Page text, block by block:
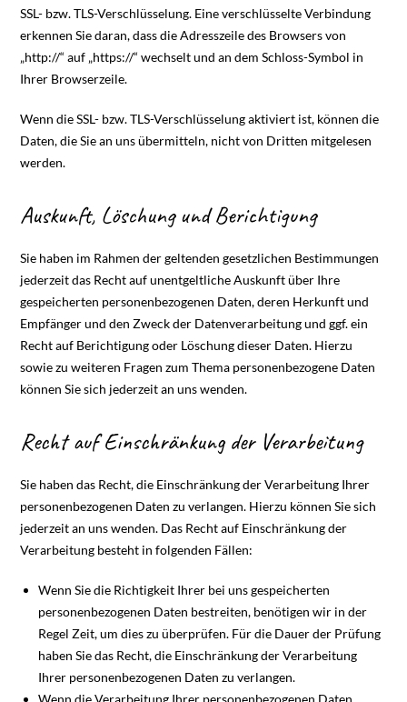
SSL- bzw. TLS-Verschlüsselung. Eine verschlüsselte Verbindung
erkennen Sie daran, dass die Adresszeile des Browsers von
„http://“ auf „https://“ wechselt und an dem Schloss-Symbol in
Ihrer Browserzeile.
Wenn die SSL- bzw. TLS-Verschlüsselung aktiviert ist, können die
Daten, die Sie an uns übermitteln, nicht von Dritten mitgelesen
werden.
Auskunft, Löschung und Berichtigung
Sie haben im Rahmen der geltenden gesetzlichen Bestimmungen
jederzeit das Recht auf unentgeltliche Auskunft über Ihre
gespeicherten personenbezogenen Daten, deren Herkunft und
Empfänger und den Zweck der Datenverarbeitung und ggf. ein
Recht auf Berichtigung oder Löschung dieser Daten. Hierzu
sowie zu weiteren Fragen zum Thema personenbezogene Daten
können Sie sich jederzeit an uns wenden.
Recht auf Einschränkung der Verarbeitung
Sie haben das Recht, die Einschränkung der Verarbeitung Ihrer
personenbezogenen Daten zu verlangen. Hierzu können Sie sich
jederzeit an uns wenden. Das Recht auf Einschränkung der
Verarbeitung besteht in folgenden Fällen:
Wenn Sie die Richtigkeit Ihrer bei uns gespeicherten
personenbezogenen Daten bestreiten, benötigen wir in der
Regel Zeit, um dies zu überprüfen. Für die Dauer der Prüfung
haben Sie das Recht, die Einschränkung der Verarbeitung
Ihrer personenbezogenen Daten zu verlangen.
Wenn die Verarbeitung Ihrer personenbezogenen Daten